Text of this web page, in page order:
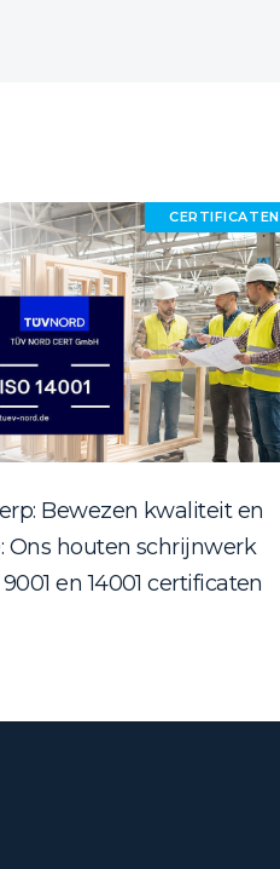
Bewezen kwaliteit en
Ons houten schrijnwerk
en 14001 certificaten
CERTIFICATEN